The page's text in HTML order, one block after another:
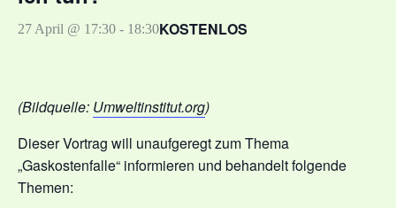
27 April @ 17:30 - 18:30KOSTENLOS
(Bildquelle: Umweltinstitut.org)
Dieser Vortrag will unaufgeregt zum Thema
„Gaskostenfalle“ informieren und behandelt folgende
Themen: